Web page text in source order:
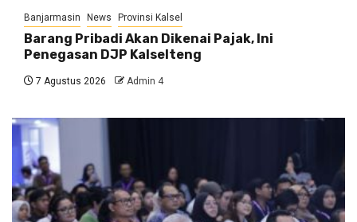
Banjarmasin News Provinsi Kalsel
Barang Pribadi Akan Dikenai Pajak, Ini
Penegasan DJP Kalselteng
7 Agustus 2026 Admin 4